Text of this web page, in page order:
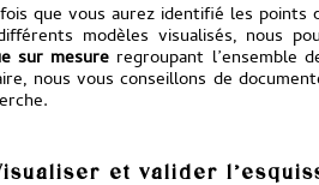
que vous aurez identifié les points
modèles visualisés, nous
sur mesure regroupant l’ensemble
nous vous conseillons de
et valider